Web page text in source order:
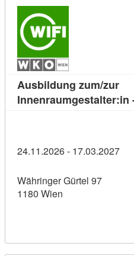
Ausbildung zum/zur
Innenraumgestalter:in
24.11.2026 - 17.03.2027
Währinger Gürtel 97
1180 Wien